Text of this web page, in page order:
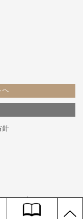
へ
針
reserved
TOP